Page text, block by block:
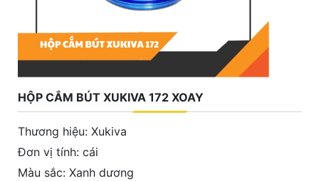
HỘP CẮM BÚT XUKIVA 172 XOAY
Thương hiệu: Xukiva
Đơn vị tính: cái
Màu sắc: Xanh dương